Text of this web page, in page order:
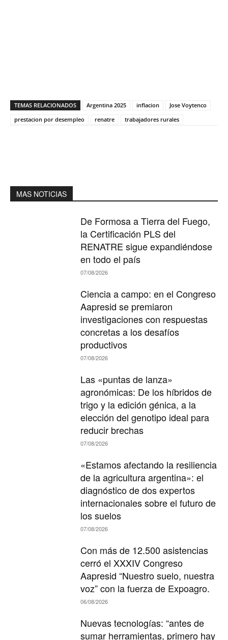
TEMAS RELACIONADOS Argentina 2025 inflacion
Jose Voytenco
prestacion por desempleo
renatre trabajadores rurales
MAS NOTICIAS
De Formosa a Tierra del Fuego,
la Certificación PLS del
RENATRE sigue expandiéndose
en todo el país
07/08/2026
Ciencia a campo: en el Congreso
Aapresid se premiaron
investigaciones con respuestas
concretas a los desafíos
productivos
07/08/2026
Las «puntas de lanza»
agronómicas: De los híbridos de
trigo y la edición génica, a la
elección del genotipo ideal para
reducir brechas
07/08/2026
«Estamos afectando la resiliencia
de la agricultura argentina»: el
diagnóstico de dos expertos
internacionales sobre el futuro de
los suelos
07/08/2026
Con más de 12.500 asistencias
cerró el XXXIV Congreso
Aapresid “Nuestro suelo, nuestra
voz” con la fuerza de Expoagro.
06/08/2026
Nuevas tecnologías: “antes de
sumar herramientas, primero hay